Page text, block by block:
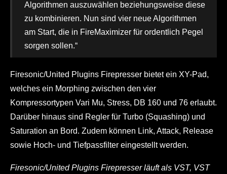
Algorithmen auszuwählen beziehungsweise diese
zu kombinieren. Nun sind vier neue Algorithmen
am Start, die in FireMaximizer für ordentlich Pegel
sorgen sollen.“
Firesonic/United Plugins Firepresser bietet ein XY-Pad,
welches ein Morphing zwischen den vier
Kompressortypen Vari Mu, Stress, DB 160 und 76 erlaubt.
Darüber hinaus sind Regler für Turbo (Squashing) und
Saturation an Bord. Zudem können Link, Attack, Release
sowie Hoch- und Tiefpassfilter eingestellt werden.
Firesonic/United Plugins Firepresser läuft als VST, VST